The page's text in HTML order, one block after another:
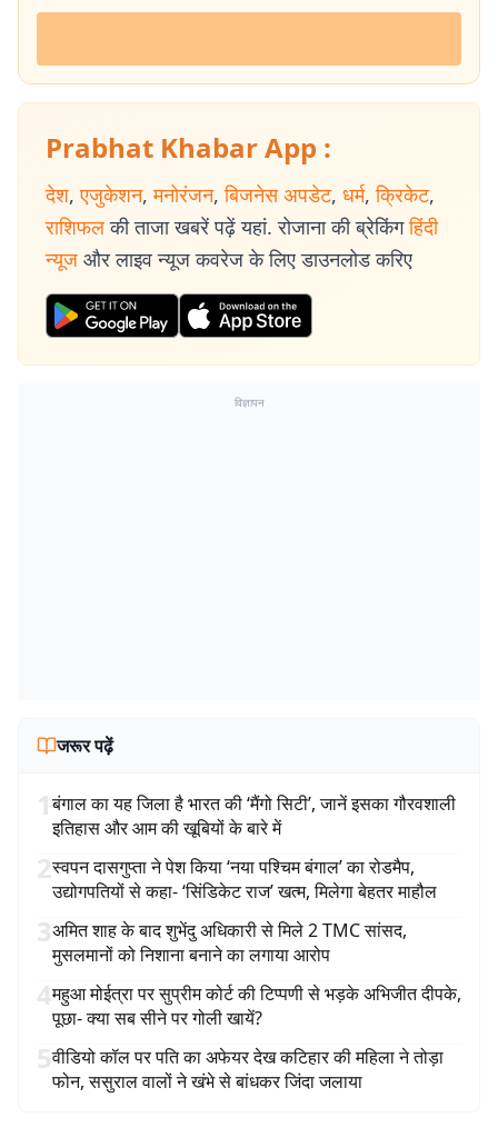
Prabhat Khabar App :
देश, एजुकेशन, मनोरंजन, बिजनेस अपडेट, धर्म, क्रिकेट,
राशिफल की ताजा खबरें पढ़ें यहां. रोजाना की ब्रेकिंग हिंदी
न्यूज और लाइव न्यूज कवरेज के लिए डाउनलोड करिए
विज्ञापन
जरूर पढ़ें
1बंगाल का यह जिला है भारत की ‘मैंगो सिटी’, जानें इसका गौरवशाली
इतिहास और आम की खूबियों के बारे में
2स्वपन दासगुप्ता ने पेश किया ‘नया पश्चिम बंगाल’ का रोडमैप,
उद्योगपतियों से कहा- ‘सिंडिकेट राज’ खत्म, मिलेगा बेहतर माहौल
3अमित शाह के बाद शुभेंदु अधिकारी से मिले 2 TMC सांसद,
मुसलमानों को निशाना बनाने का लगाया आरोप
4महुआ मोईत्रा पर सुप्रीम कोर्ट की टिप्पणी से भड़के अभिजीत दीपके,
पूछा- क्या सब सीने पर गोली खायें?
5वीडियो कॉल पर पति का अफेयर देख कटिहार की महिला ने तोड़ा
फोन, ससुराल वालों ने खंभे से बांधकर जिंदा जलाया